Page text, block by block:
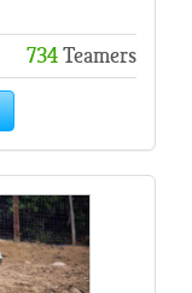
734Teamers